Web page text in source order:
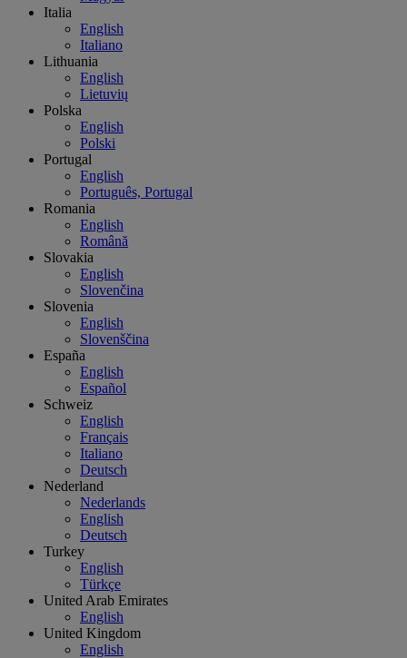
Italia
English
Italiano
Lithuania
English
Lietuvių
Polska
English
Polski
Portugal
English
Português, Portugal
Romania
English
Română
Slovakia
English
Slovenčina
Slovenia
English
Slovenščina
España
English
Español
Schweiz
English
Français
Italiano
Deutsch
Nederland
Nederlands
English
Deutsch
Turkey
English
Türkçe
United Arab Emirates
English
United Kingdom
English